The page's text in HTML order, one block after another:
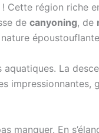
! Cette région riche
de canyoning, de
La
impressionnantes,
manquer. En